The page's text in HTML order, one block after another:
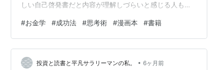
しい自己啓発書だと内容が理解しづらいと感じる人も多
寄せの法則』は、 お金に関する考え方や成功マインドを
マンガ形式でわかりやすく解説した一冊です。 ストーリ
ーを楽しみながら、 お金に対する意識や思考の変え方を
自然に学ぶことができます。 商品の特徴 引き寄せの法則
#お金学 #成功法 #思考術 #漫画本 #書籍
投資と読書と平凡サラリーマンの私。 • 6ヶ月前